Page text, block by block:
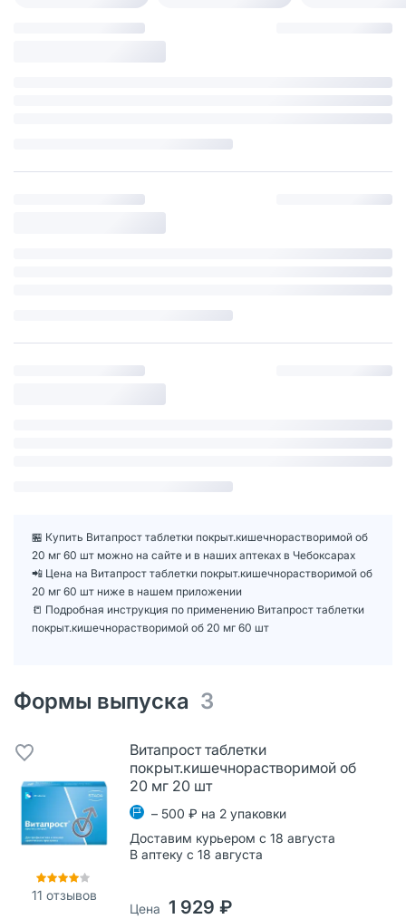
🏪 Купить Витапрост таблетки покрыт.кишечнорастворимой об
20 мг 60 шт можно на сайте и в наших аптеках в Чебоксарах
📲 Цена на Витапрост таблетки покрыт.кишечнорастворимой об
20 мг 60 шт ниже в нашем приложении
📒 Подробная инструкция по применению Витапрост таблетки
покрыт.кишечнорастворимой об 20 мг 60 шт
Формы выпуска 3
11 отзывов
Витапрост таблетки
покрыт.кишечнорастворимой об
20 мг 20 шт
– 500 ₽ на 2 упаковки
Доставим курьером с 18 августа
В аптеку с 18 августа
Цена 1 929 ₽